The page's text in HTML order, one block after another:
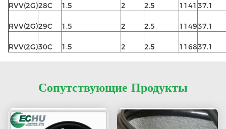
RVV(2G)28C 1.5 2 2.5 1141 37.1
RVV(2G)29C 1.5 2 2.5 114937.1
RVV(2G)30C 1.5 2 2.5 116837.1
Сопутствующие Продукты